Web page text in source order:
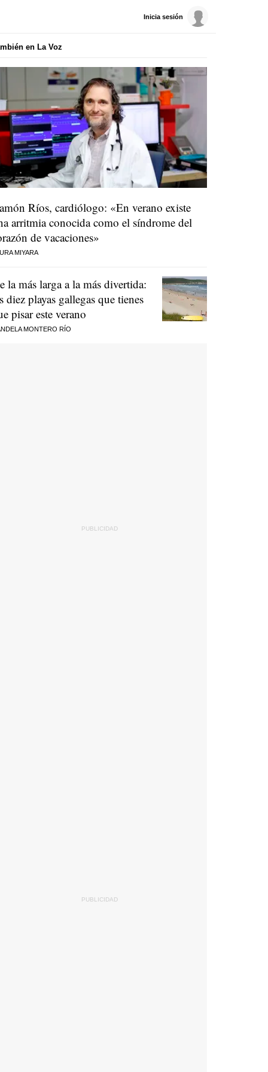
Inicia sesión
en La Voz
Ríos, cardiólogo: «En verano existe
arritmia conocida como el síndrome del
de vacaciones»
MIYARA
la más larga a la más divertida:
diez playas gallegas que tienes
pisar este verano
MONTERO RÍO